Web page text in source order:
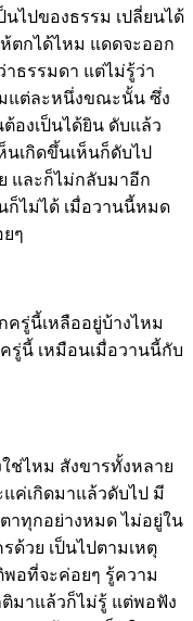
นไปของธรรม เปลี่ยนได้
ตกได้ไหม แดดจะออก
ธรรมดา แต่ไม่รู้ว่า
แต่ละหนึ่งขณะนั้น ซึ่ง
องเป็นได้ยิน ดับแล้ว
นเกิดขึ้นเห็นก็ดับไป
และก็ไม่กลับมาอีก
ก็ไม่ได้ เมื่อวานนี้หมด
ๆ
ครู่นี้เหลืออยู่บ้างไหม
รู่นี้ เหมือนเมื่อวานนี้กับ
ช่ไหม สังขารทั้งหลาย
แค่เกิดมาแล้วดับไป มี
าทุกอย่างหมด ไม่อยู่ใน
ด้วย เป็นไปตามเหตุ
อที่จะค่อยๆ รู้ความ
มาแล้วก็ไม่รู้ แต่พอฟัง